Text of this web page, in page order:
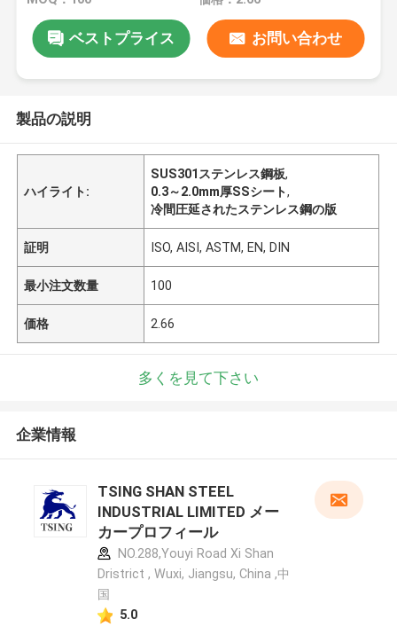
ベストプライス お問い合わせ
製品の説明
ハイライト:
SUS301ステンレス鋼板,
0.3～2.0mm厚SSシート,
冷間圧延されたステンレス鋼の版
証明 ISO, AISI, ASTM, EN, DIN
最小注文数量 100
価格 2.66
多くを見て下さい
企業情報
TSING SHAN STEEL
INDUSTRIAL LIMITED メー
カープロフィール
NO.288,Youyi Road Xi Shan
Dristrict , Wuxi, Jiangsu, China ,中
国
5.0